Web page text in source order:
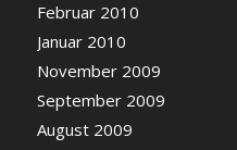
Februar 2010
Januar 2010
November 2009
September 2009
August 2009